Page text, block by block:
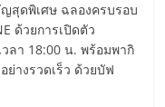
สุดพิเศษ ฉลองครบรอบ
ด้วยการเปิดตัว
วลา 18:00 น. พร้อมพากิ
ย่างรวดเร็ว ด้วยบัฟ